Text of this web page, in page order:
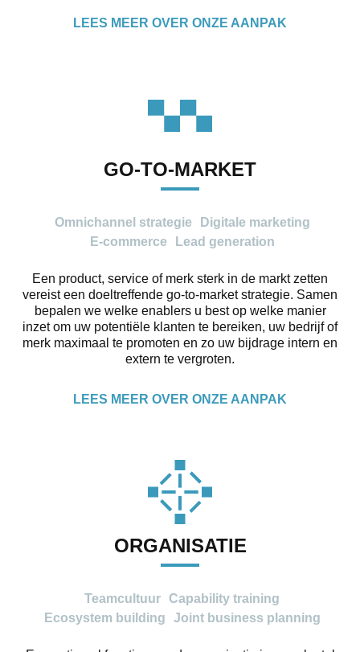
LEES MEER OVER ONZE AANPAK
GO-TO-MARKET
Omnichannel strategie
Digitale marketing
E-commerce
Lead generation
Een product, service of merk sterk in de markt zetten
vereist een doeltreffende go-to-market strategie. Samen
bepalen we welke enablers u best op welke manier
inzet om uw potentiële klanten te bereiken, uw bedrijf of
merk maximaal te promoten en zo uw bijdrage intern en
extern te vergroten.
LEES MEER OVER ONZE AANPAK
ORGANISATIE
Teamcultuur Capability training
Ecosystem building
Joint business planning